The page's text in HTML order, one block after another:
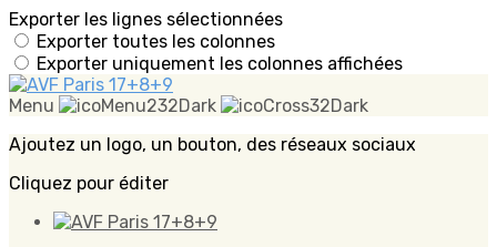
Exporter les lignes sélectionnées
Exporter toutes les colonnes
Exporter uniquement les colonnes affichées
Menu
Ajoutez un logo, un bouton, des réseaux sociaux
Cliquez pour éditer